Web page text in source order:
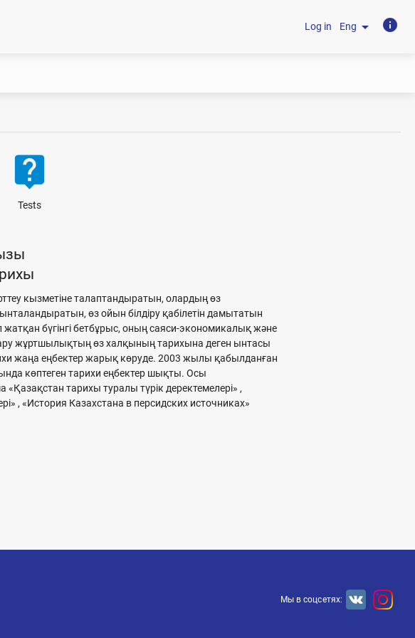
Log in Eng arrow_drop_down info
live_help
Tests
кызметіне талаптандыратын, олардың өз
өз ойын білдіру қабілетін дамытатын
бүгінгі бетбұрыс, оның саяси-экономикалық және
жұртшылықтың өз халқының тарихына деген ынтасы
жаңа еңбектер жарық көруде. 2003 жылы қабылданған
көптеген тарихи еңбектер шықты. Осы
тарихы туралы түрік деректемелері» ,
, «История Казахстана в персидских источниках»
Мы в соцсетях: